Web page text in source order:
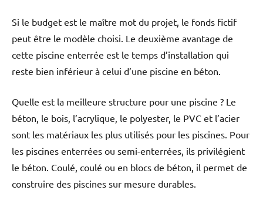
Si le budget est le maître mot du projet, le fonds fictif
peut être le modèle choisi. Le deuxième avantage de
cette piscine enterrée est le temps d’installation qui
reste bien inférieur à celui d’une piscine en béton.
Quelle est la meilleure structure pour une piscine ? Le
béton, le bois, l’acrylique, le polyester, le PVC et l’acier
sont les matériaux les plus utilisés pour les piscines. Pour
les piscines enterrées ou semi-enterrées, ils privilégient
le béton. Coulé, coulé ou en blocs de béton, il permet de
construire des piscines sur mesure durables.